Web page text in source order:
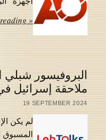
»
البروفيسور شبلي
ملاحقة إسرائيل
19 SEPTEMBER 2024
لم يكن
المسبوق